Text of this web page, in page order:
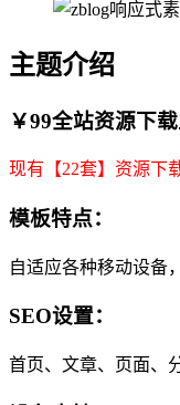
主题介绍
￥99全站资源下
现有【22套】资源下
模板特点：
自适应各种移动设备
SEO设置：
首页、文章、页面、